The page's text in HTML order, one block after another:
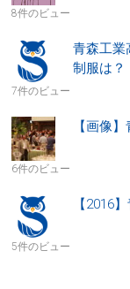
8件のビュー
青森工業
制服は？
7件のビュー
【画像
6件のビュー
【2016
5件のビュー